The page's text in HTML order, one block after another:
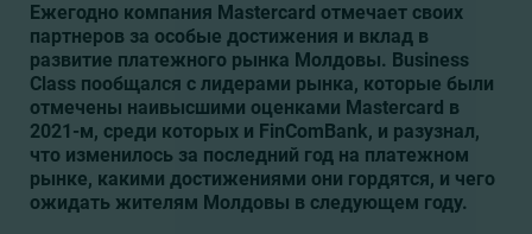
Ежегодно компания Mastercard отмечает своих
партнеров за особые достижения и вклад в
развитие платежного рынка Молдовы. Business
Class пообщался с лидерами рынка, которые были
отмечены наивысшими оценками Mastercard в
2021-м, среди которых и FinComBank, и разузнал,
что изменилось за последний год на платежном
рынке, какими достижениями они гордятся, и чего
ожидать жителям Молдовы в следующем году.